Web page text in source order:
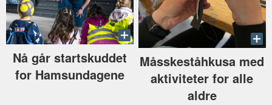
Nå går startskuddet
for Hamsundagene
Måsskeståhkusa med
aktiviteter for alle
aldre